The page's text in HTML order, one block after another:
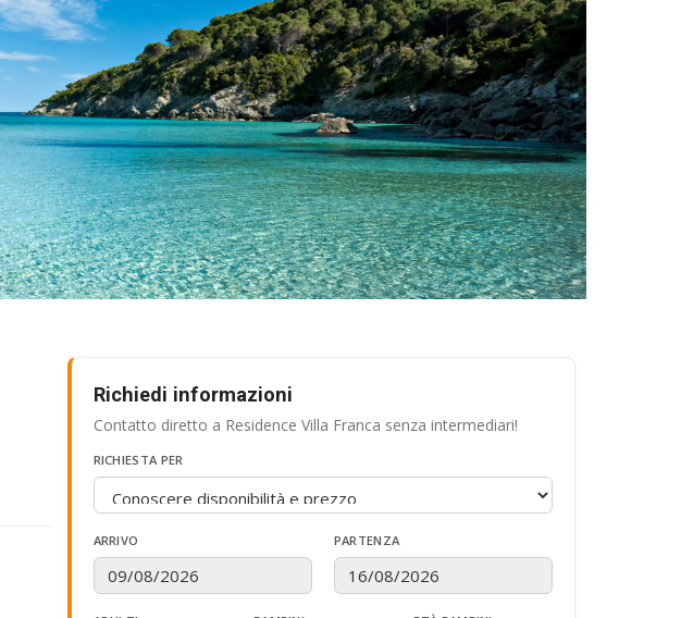
PYC
DAN
ESP
SLO
Richiedi informazioni
Contatto diretto a Residence Villa Franca senza intermediari!
RICHIESTA PER
ARRIVO PARTENZA